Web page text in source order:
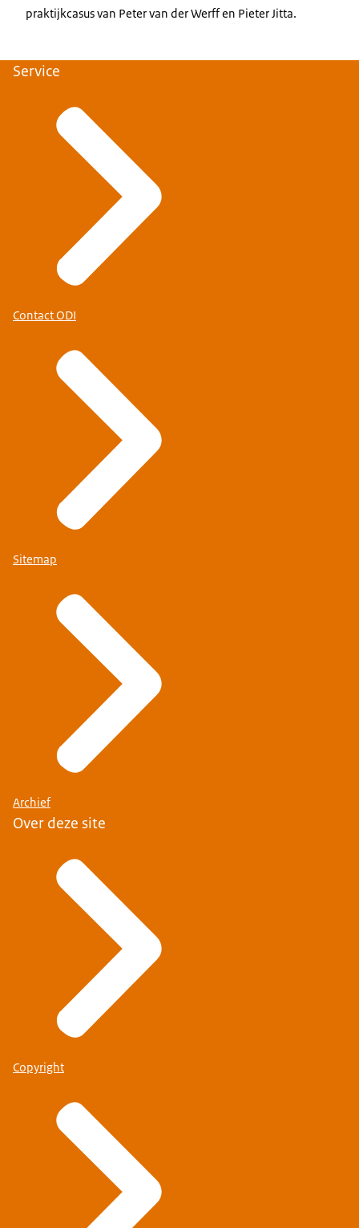
praktijkcasus van Peter van der Werff en Pieter Jitta.
Service
Contact ODI
Sitemap
Archief
Over deze site
Copyright